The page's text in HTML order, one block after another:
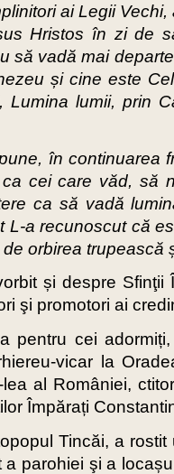
ai Legii
Hristos în zi de
să vadă mai
și cine este
Lumina lumii, prin
în
cei care văd, să
ca să vadă
L-a recunoscut că
orbirea trupească
și despre
şi promotori ai
pentru cei
vicar la
al României,
Împărați
Tincăi, a
parohiei şi a